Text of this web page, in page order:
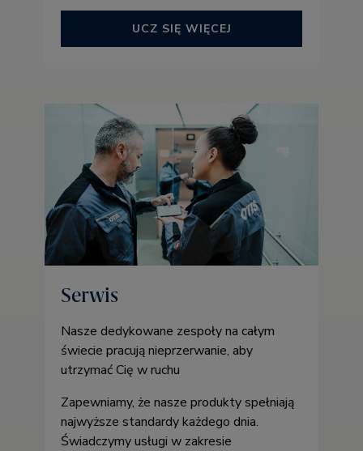
UCZ SIĘ WIĘCEJ
Serwis
Nasze dedykowane zespoły na całym
świecie pracują nieprzerwanie, aby
utrzymać Cię w ruchu
Zapewniamy, że nasze produkty spełniają
najwyższe standardy każdego dnia.
Świadczymy usługi w zakresie